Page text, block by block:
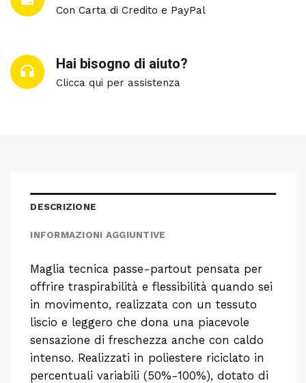
Con Carta di Credito e PayPal
Hai bisogno di aiuto?
Clicca qui per assistenza
DESCRIZIONE
INFORMAZIONI AGGIUNTIVE
Maglia tecnica passe-partout pensata per
offrire traspirabilità e flessibilità quando sei
in movimento, realizzata con un tessuto
liscio e leggero che dona una piacevole
sensazione di freschezza anche con caldo
intenso. Realizzati in poliestere riciclato in
percentuali variabili (50%-100%), dotato di